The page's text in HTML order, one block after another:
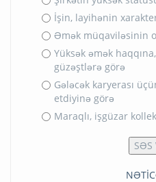
İşin, layihənin
Əmək müqaviləsinin
Yüksək əmək
güzəştlərə görə
Gələcək karyerası
etdiyinə görə
Maraqlı, işgüzar